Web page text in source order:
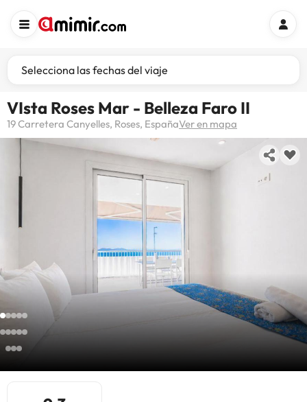
Selecciona las fechas del viaje
VIsta Roses Mar - Belleza Faro II
19 Carretera Canyelles, Roses, EspañaVer en mapa